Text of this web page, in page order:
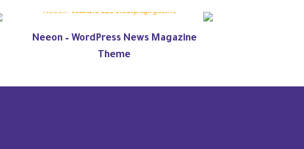
Neeon – WordPress News Magazine
Theme